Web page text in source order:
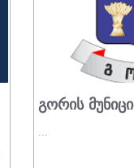
Გორის
...